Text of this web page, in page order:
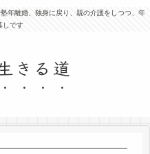
年離婚、独身に戻り、親の介護をしつつ、年
しです
きる道